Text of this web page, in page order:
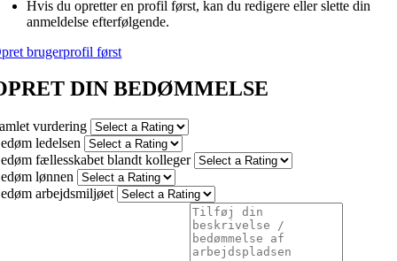
Hvis du opretter en profil først, kan du redigere eller slette din
anmeldelse efterfølgende.
brugerprofil først
DIN BEDØMMELSE
vurdering
ledelsen
fællesskabet blandt kolleger
lønnen
arbejdsmiljøet